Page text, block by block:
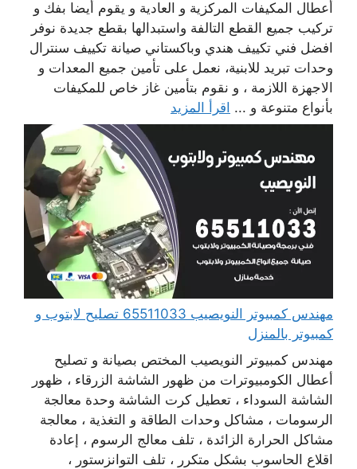
أعطال المكيفات المركزية و العادية و يقوم أيضا بفك و
تركيب جميع القطع التالفة واستبدالها بقطع جديدة نوفر
افضل فني تكييف هندي وباكستاني صيانة تكييف سنترال
وحدات تبريد للابنية، نعمل على تأمين جميع المعدات و
الاجهزة اللازمة ، و نقوم بتأمين غاز خاص للمكيفات
بأنواع متنوعة و ... اقرأ المزيد
مهندس كمبيوتر النويصيب 65511033 تصليح لابتوب و
كمبيوتر بالمنزل
مهندس كمبيوتر النويصيب المختص بصيانة و تصليح
أعطال الكومبيوترات من ظهور الشاشة الزرقاء ، ظهور
الشاشة السوداء ، تعطيل كرت الشاشة وحدة معالجة
الرسومات ، مشاكل وحدات الطاقة و التغذية ، معالجة
مشاكل الحرارة الزائدة ، تلف معالج الرسوم ، إعادة
اقلاع الحاسوب بشكل متكرر ، تلف التوانزستور ،